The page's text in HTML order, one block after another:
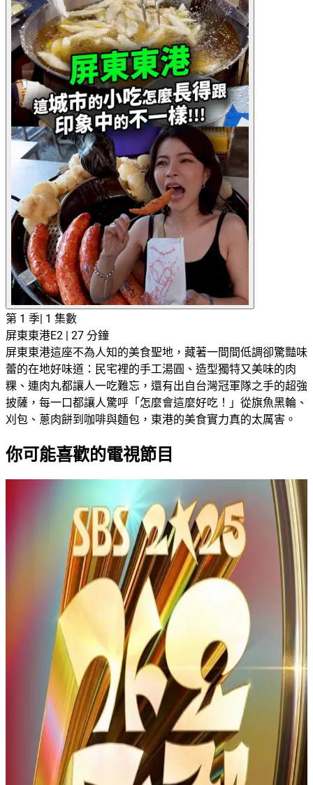
第 1 季 1 集數
屏東東港E2 | 27 分鐘
屏東東港這座不為人知的美食聖地，藏著一間間低調卻驚豔味
蕾的在地好味道：民宅裡的手工湯圓、造型獨特又美味的肉
粿、連肉丸都讓人一吃難忘，還有出自台灣冠軍隊之手的超強
披薩，每一口都讓人驚呼「怎麼會這麼好吃！」從旗魚黑輪、
刈包、蔥肉餅到咖啡與麵包，東港的美食實力真的太厲害。
你可能喜歡的電視節目